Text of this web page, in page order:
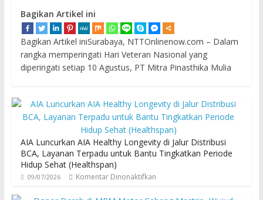
Bagikan Artikel ini
Bagikan Artikel iniSurabaya, NTTOnlinenow.com – Dalam
rangka memperingati Hari Veteran Nasional yang
diperingati setiap 10 Agustus, PT Mitra Pinasthika Mulia
AIA Luncurkan AIA Healthy Longevity di Jalur Distribusi
BCA, Layanan Terpadu untuk Bantu Tingkatkan Periode
Hidup Sehat (Healthspan)
09/07/2026 Komentar Dinonaktifkan